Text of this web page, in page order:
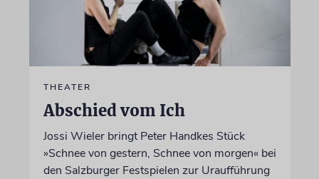
THEATER
Abschied vom Ich
Jossi Wieler bringt Peter Handkes Stück
»Schnee von gestern, Schnee von morgen« bei
den Salzburger Festspielen zur Uraufführung